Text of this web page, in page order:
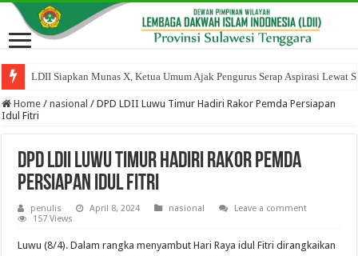
LDII Siapkan Munas X, Ketua Umum Ajak Pengurus Serap Aspirasi Lewat
Berbagi Keberkahan Bulan Ramadan, PC LDII Kec. Kambu Berbagi Takjil
Home / nasional / DPD LDII Luwu Timur Hadiri Rakor Pemda Persiapan
Idul Fitri
DPD LDII Luwu Timur Hadiri Rakor Pemda
Persiapan Idul Fitri
penulis April 8, 2024 nasional
Leave a comment
157 Views
Luwu (8/4). Dalam rangka menyambut Hari Raya idul Fitri dirangkaikan